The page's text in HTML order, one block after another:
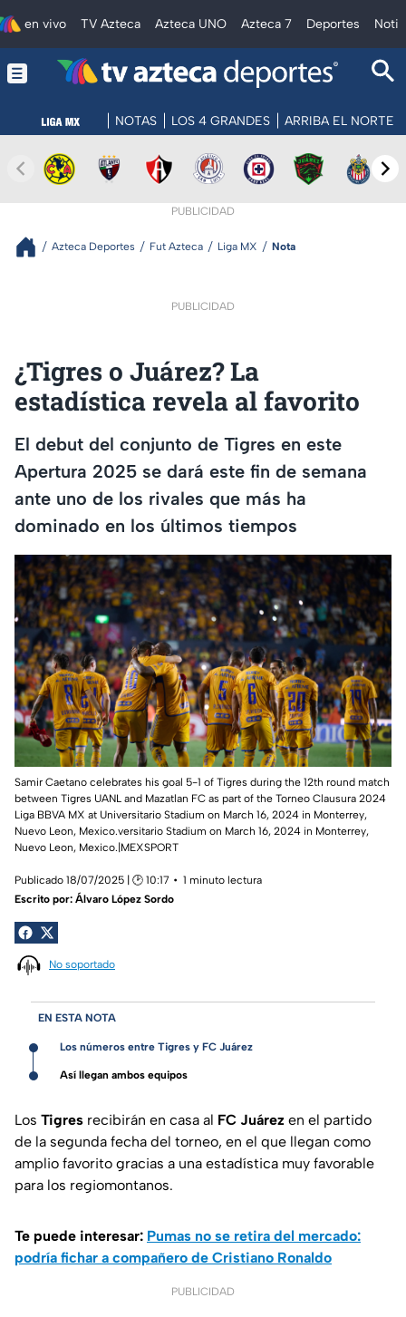
en vivo TV Azteca Azteca UNO Azteca 7 Deportes
NOTAS LOS 4 GRANDES ARRIBA EL NORTE
PUBLICIDAD
Azteca Deportes Fut Azteca Liga MX Nota
PUBLICIDAD
¿Tigres o Juárez? La
estadística revela al favorito
El debut del conjunto de Tigres en este
Apertura 2025 se dará este fin de semana
ante uno de los rivales que más ha
dominado en los últimos tiempos
Samir Caetano celebrates his goal 5-1 of Tigres during the 12th round match
between Tigres UANL and Mazatlan FC as part of the Torneo Clausura 2024
Liga BBVA MX at Universitario Stadium on March 16, 2024 in Monterrey,
Nuevo Leon, Mexico.versitario Stadium on March 16, 2024 in Monterrey,
Nuevo Leon, Mexico.|MEXSPORT
Publicado 18/07/2025 | 🕑 10:17
1 minuto lectura
Escrito por: Álvaro López Sordo
No soportado
EN ESTA NOTA
Los números entre Tigres y FC Juárez
Así llegan ambos equipos
Los Tigres recibirán en casa al FC Juárez en el partido
de la segunda fecha del torneo, en el que llegan como
amplio favorito gracias a una estadística muy favorable
para los regiomontanos.
Te puede interesar: Pumas no se retira del mercado:
podría fichar a compañero de Cristiano Ronaldo
PUBLICIDAD